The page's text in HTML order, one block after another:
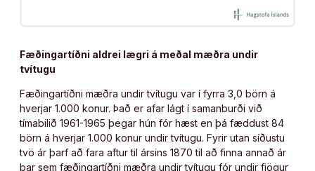
Fæðingartíðni aldrei lægri á meðal mæðra undir
tvítugu
Fæðingartíðni mæðra undir tvítugu var í fyrra 3,0 börn á
hverjar 1.000 konur. Það er afar lágt í samanburði við
tímabilið 1961-1965 þegar hún fór hæst en þá fæddust 84
börn á hverjar 1.000 konur undir tvítugu. Fyrir utan síðustu
tvö ár þarf að fara aftur til ársins 1870 til að finna annað ár
þar sem fæðingartíðni mæðra undir tvítugu fór undir fjögur